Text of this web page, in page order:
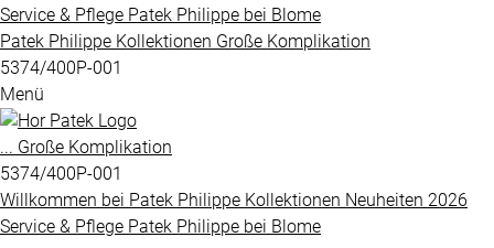
PHILIPPE
Calatrava
Golden
Gondolo
Grandes
Complications
UHREN
VINTAGE
SCHMUCK
BLOME
SERVICE
Service & Pflege Patek Philippe bei Blome
Patek Philippe Kollektionen Große Komplikation
5374/400P-001
Menü
... Große Komplikation
5374/400P-001
Willkommen bei Patek Philippe Kollektionen Neuheiten 2026
Service & Pflege Patek Philippe bei Blome